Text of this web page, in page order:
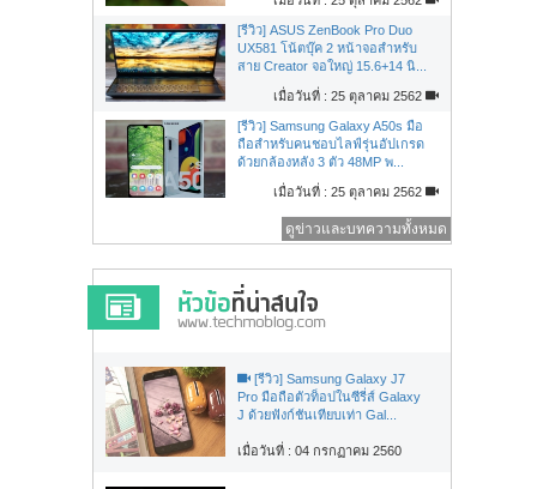
[รีวิว] ASUS ZenBook Pro Duo
UX581 โน้ตบุ๊ค 2 หน้าจอสำหรับ
สาย Creator จอใหญ่ 15.6+14 นิ...
เมื่อวันที่ : 25 ตุลาคม 2562
[รีวิว] Samsung Galaxy A50s มือ
ถือสำหรับคนชอบไลฟ์รุ่นอัปเกรด
ด้วยกล้องหลัง 3 ตัว 48MP พ...
เมื่อวันที่ : 25 ตุลาคม 2562
ดูข่าวและบทความทั้งหมด
[รีวิว] Samsung Galaxy J7
Pro มือถือตัวท็อปในซีรี่ส์ Galaxy
J ด้วยฟังก์ชันเทียบเท่า Gal...
เมื่อวันที่ : 04 กรกฏาคม 2560